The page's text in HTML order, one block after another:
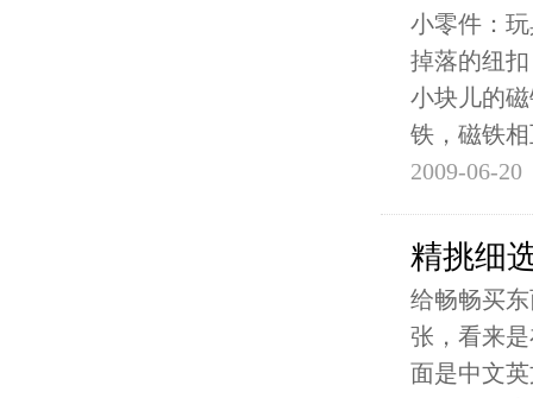
小零件：
掉落的纽
小块儿的
铁，磁铁
2009-06-20
精挑细
给畅畅买
张，看来
面是中文